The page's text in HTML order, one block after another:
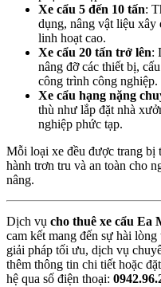
Xe cẩu 5 đến 10 tấn:
dụng, nâng vật liệu xây
linh hoạt cao.
Xe cẩu 20 tấn trở lên:
nâng đỡ các thiết bị,
công trình công nghiệp.
Xe cẩu hạng nặng
thù như lắp đặt nhà
nghiệp phức tạp.
Mỗi loại xe đều được trang bị
hành trơn tru và an toàn cho
nâng.
Dịch vụ cho thuê xe cẩu
cam kết mang đến sự hài
giải pháp tối ưu, dịch vụ
thêm thông tin chi tiết hoặc
hệ qua số điện thoại: